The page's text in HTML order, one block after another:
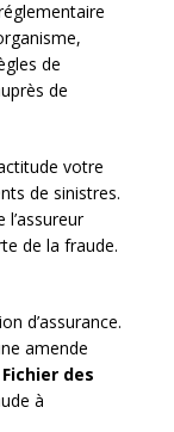
de
de
votre
de sinistres.
de la fraude.
d’assurance.
amende
Fichier des
à